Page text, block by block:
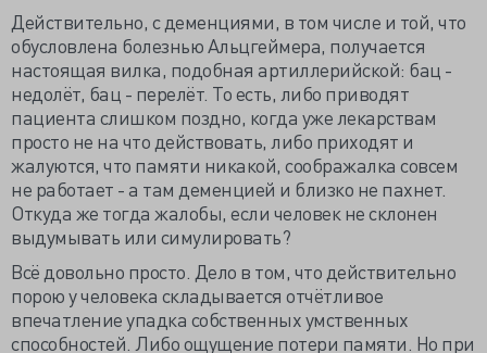
Действительно, с деменциями, в том числе и той, что
обусловлена болезнью Альцгеймера, получается
настоящая вилка, подобная артиллерийской: бац -
недолёт, бац - перелёт. То есть, либо приводят
пациента слишком поздно, когда уже лекарствам
просто не на что действовать, либо приходят и
жалуются, что памяти никакой, соображалка совсем
не работает - а там деменцией и близко не пахнет.
Откуда же тогда жалобы, если человек не склонен
выдумывать или симулировать?
Всё довольно просто. Дело в том, что действительно
порою у человека складывается отчётливое
впечатление упадка собственных умственных
способностей. Либо ощущение потери памяти. Но при